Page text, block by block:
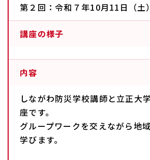
第２回：令和７年10月11日（土
講座の様子
内容
しながわ防災学校講師と立正大
座です。
グループワークを交えながら地
学びます。